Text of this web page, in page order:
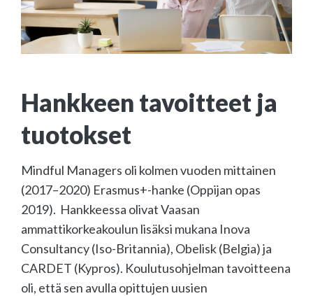
Hankkeen tavoitteet ja
tuotokset
Mindful Managers oli kolmen vuoden mittainen
(2017–2020) Erasmus+-hanke (Oppijan opas
2019). Hankkeessa olivat Vaasan
ammattikorkeakoulun lisäksi mukana Inova
Consultancy (Iso-Britannia), Obelisk (Belgia) ja
CARDET (Kypros). Koulutusohjelman tavoitteena
oli, että sen avulla opittujen uusien